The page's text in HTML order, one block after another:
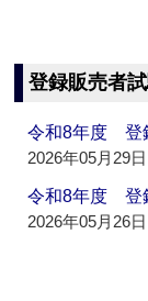
登録販売者
令和8年度 登
2026年05月29
令和8年度 登
2026年05月26